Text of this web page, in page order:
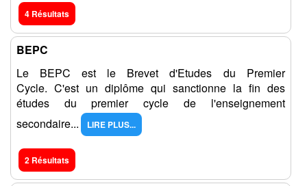
4 Résultats
BEPC
Le BEPC est le Brevet d'Etudes du Premier
Cycle. C'est un diplôme qui sanctionne la fin des
études du premier cycle de l'enseignement
secondaire...
LIRE PLUS...
2 Résultats